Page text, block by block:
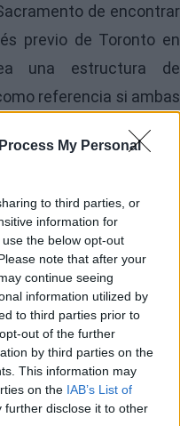
My Personal
to third parties, or
information for
the below opt-out
note that after your
continue seeing
information utilized by
to third parties prior to
out of the further
by third parties on the
This information may
on the IAB’s List of
further disclose it to other
de encontrar
previo de Toronto en
una estructura de
referencia si ambas